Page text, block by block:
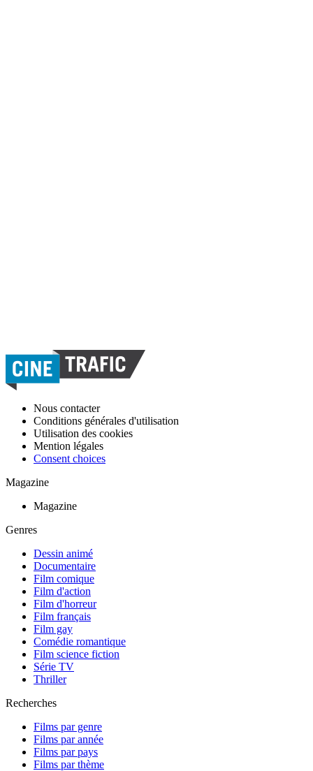
Nous contacter
Conditions générales d'utilisation
Utilisation des cookies
Mention légales
Consent choices
Magazine
Magazine
Genres
Dessin animé
Documentaire
Film comique
Film d'action
Film d'horreur
Film français
Film gay
Comédie romantique
Film science fiction
Série TV
Thriller
Recherches
Films par genre
Films par année
Films par pays
Films par thème